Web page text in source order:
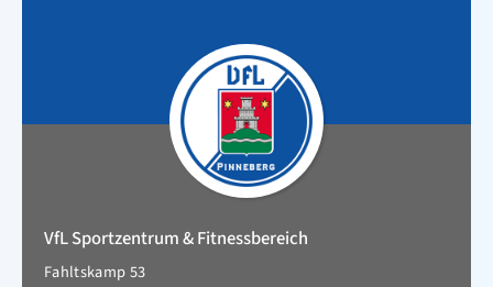
VfL Sportzentrum & Fitnessbereich
Fahltskamp 53